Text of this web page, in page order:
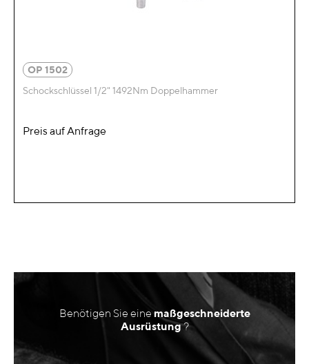
OP 1502
Schockschlüssel 1/2" 1492Nm Doppelhammer
Preis auf Anfrage
Benötigen Sie einemaßgeschneiderte
Ausrüstung?